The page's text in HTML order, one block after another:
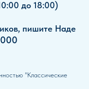
до 18:00)
пишите Наде
"Классические